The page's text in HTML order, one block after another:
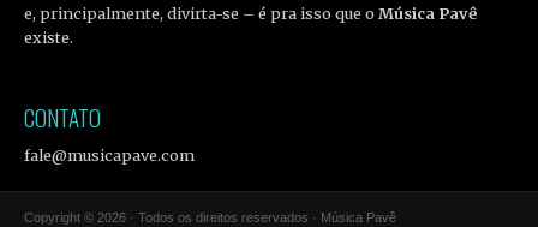
e, principalmente, divirta-se – é pra isso que oMúsica Pavê
existe.
CONTATO
fale@musicapave.com
Copyright © 2026 · Todos os direitos reservados · Música Pavê